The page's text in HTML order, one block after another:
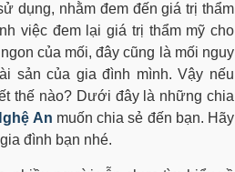
dụng, nhằm đem đến giá trị thẩm
việc đem lại giá trị thẩm mỹ cho
của mối, đây cũng là mối nguy
sản của gia đình mình. Vậy nếu
thế nào? Dưới đây là những chia
An muốn chia sẻ đến bạn. Hãy
gia đình bạn nhé.